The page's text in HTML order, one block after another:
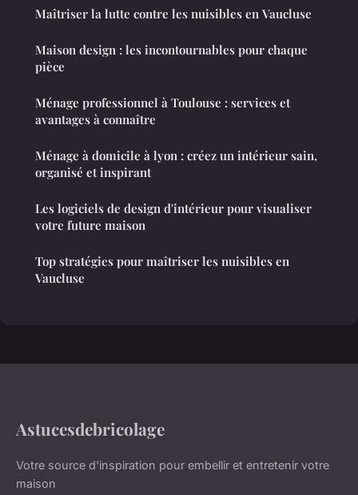
Maîtriser la lutte contre les nuisibles en Vaucluse
Maison design : les incontournables pour chaque
pièce
Ménage professionnel à Toulouse : services et
avantages à connaître
Ménage à domicile à lyon : créez un intérieur sain,
organisé et inspirant
Les logiciels de design d'intérieur pour visualiser
votre future maison
Top stratégies pour maîtriser les nuisibles en
Vaucluse
Astucesdebricolage
Votre source d'inspiration pour embellir et entretenir votre
maison